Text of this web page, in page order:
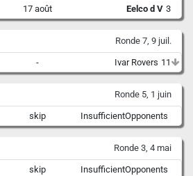
17 août Eelco d V 3
Ronde 7, 9 juil.
- Ivar Rovers 11
Ronde 5, 1 juin
skip InsufficientOpponents
Ronde 3, 4 mai
skip InsufficientOpponents